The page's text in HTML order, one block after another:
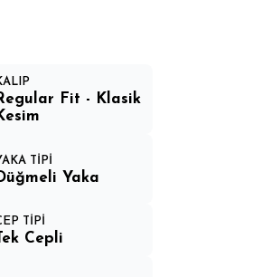
Fit - Klasik
TİPİ
Yaka
TİPİ
Tek Cepli